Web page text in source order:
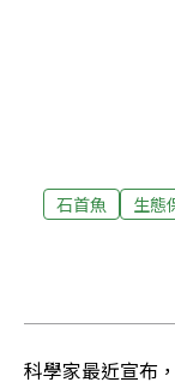
石首魚 生態
科學家最近宣布